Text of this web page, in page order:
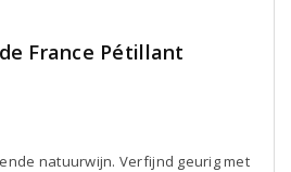
France Pétillant
natuurwijn. Verfijnd geurig met